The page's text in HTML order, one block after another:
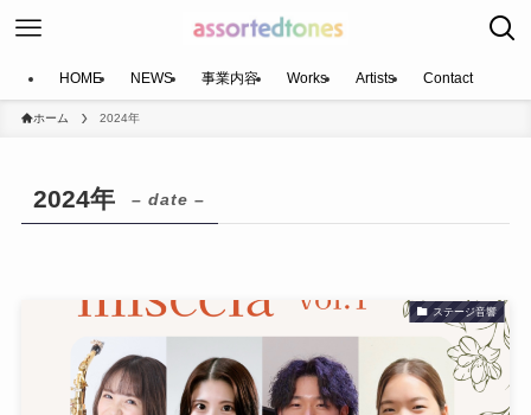
HOME NEWS 事業内容 Works Artists Contact
ホーム 2024年
2024年 – date –
ステージ音響